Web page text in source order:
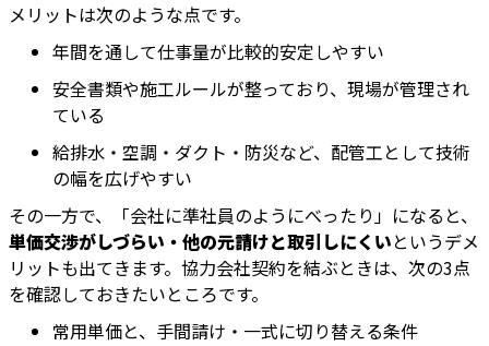
メリットは次のような点です。
年間を通して仕事量が比較的安定しやすい
安全書類や施工ルールが整っており、現場が管理され
ている
給排水・空調・ダクト・防災など、配管工として技術
の幅を広げやすい
その一方で、「会社に準社員のようにべったり」になると、
単価交渉がしづらい・他の元請けと取引しにくいというデメ
リットも出てきます。協力会社契約を結ぶときは、次の3点
を確認しておきたいところです。
常用単価と、手間請け・一式に切り替える条件